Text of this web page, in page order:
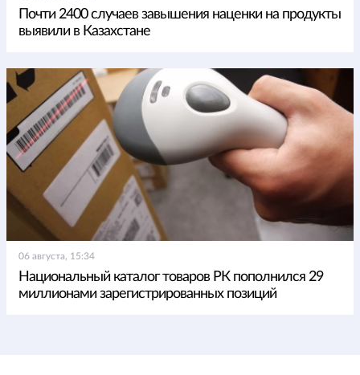
Почти 2400 случаев завышения наценки на продукты
выявили в Казахстане
06 августа, 15:34
Национальный каталог товаров РК пополнился 29
миллионами зарегистрированных позиций